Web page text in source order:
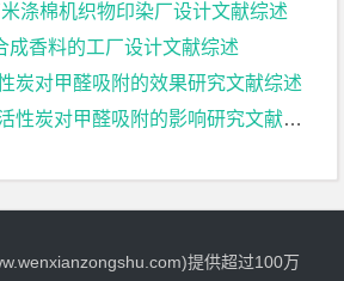
涤棉机织物印染厂设计文献综述
成香料的工厂设计文献综述
炭对甲醛吸附的效果研究文献综述
性炭对甲醛吸附的影响研究文献综述
提供超过100万